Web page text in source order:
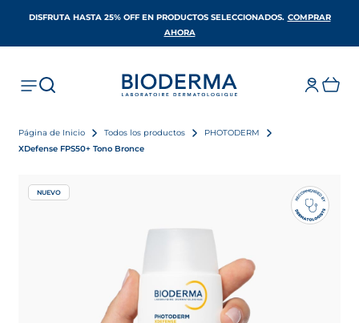
DISFRUTA HASTA 25% OFF EN PRODUCTOS SELECCIONADOS​. COMPRAR
AHORA
Página de Inicio Todos los productos
PHOTODERM
XDefense FPS50+ Tono Bronce
NUEVO